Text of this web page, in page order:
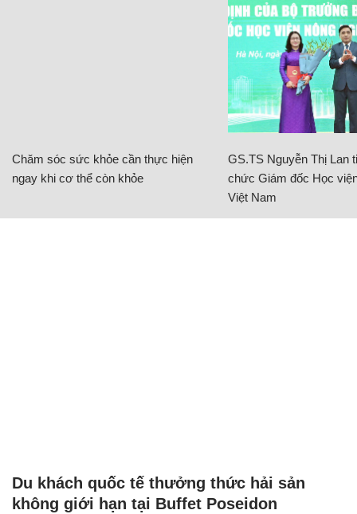
Chăm sóc sức khỏe cần thực hiện
ngay khi cơ thể còn khỏe
GS.TS Nguyễn Thị Lan
chức Giám đốc Học
Việt Nam
Du khách quốc tế thưởng thức hải sản
không giới hạn tại Buffet Poseidon